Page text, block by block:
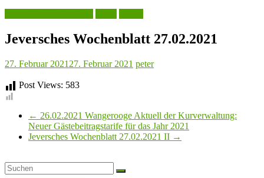
Jeversches Wochenblatt 27.02.2021
27. Februar 2021 27. Februar 2021 peter
Post Views: 583
← 26.02.2021 Wangerooge Aktuell der Kurverwaltung:
Neuer Gästebeitragstarife für das Jahr 2021
Jeversches Wochenblatt 27.02.2021 II →